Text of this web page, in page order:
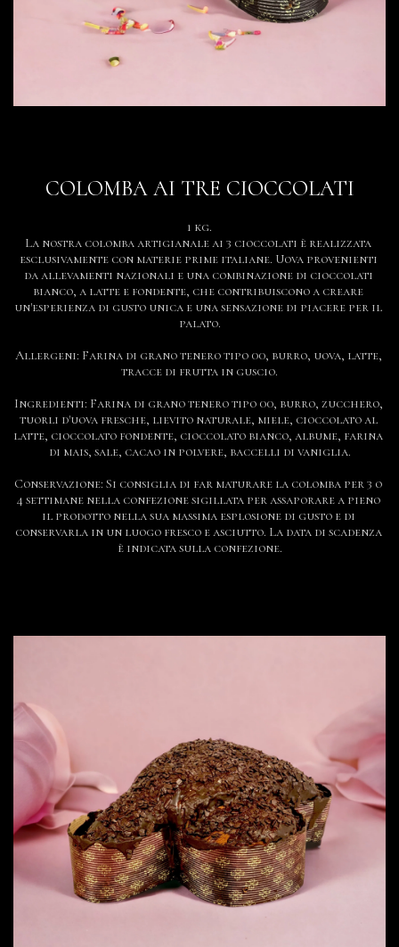
COLOMBA AI TRE CIOCCOLATI
1 kg.
La nostra colomba artigianale ai 3 cioccolati è realizzata
esclusivamente con materie prime italiane. Uova provenienti
da allevamenti nazionali e una combinazione di cioccolati
bianco, a latte e fondente, che contribuiscono a creare
un'esperienza di gusto unica e una sensazione di piacere per il
palato.
Allergeni: Farina di grano tenero tipo 00, burro, uova, latte,
tracce di frutta in guscio.
Ingredienti: Farina di grano tenero tipo 00, burro, zucchero,
tuorli d'uova fresche, lievito naturale, miele, cioccolato al
latte, cioccolato fondente, cioccolato bianco, albume, farina
di mais, sale, cacao in polvere, baccelli di vaniglia.
Conservazione: Si consiglia di far maturare la colomba per 3 o
4 settimane nella confezione sigillata per assaporare a pieno
il prodotto nella sua massima esplosione di gusto e di
conservarla in un luogo fresco e asciutto. La data di scadenza
è indicata sulla confezione.